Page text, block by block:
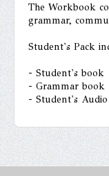
The Workbook
grammar,
Student's Pack
- Student's book
- Grammar book
- Student's Audio